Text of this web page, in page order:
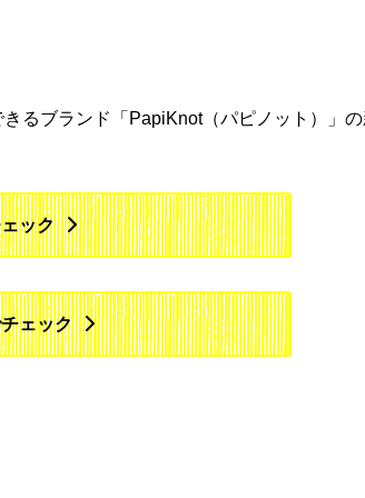
るブランド「PapiKnot（パピノット）」
ック
ェック